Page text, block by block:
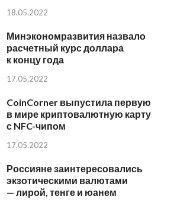
18.05.2022
Минэкономразвития назвало
расчетный курс доллара
к концу года
17.05.2022
CoinCorner выпустила первую
в мире криптовалютную карту
с NFC-чипом
17.05.2022
Россияне заинтересовались
экзотическими валютами
— лирой, тенге и юанем